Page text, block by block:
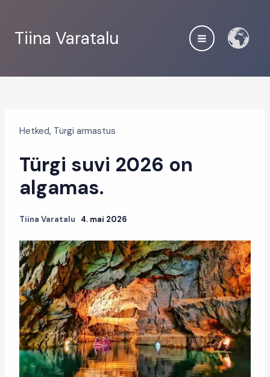
contentTiina Varatalu
Hetked, Türgi armastus
Türgi suvi 2026 on
algamas.
Tiina Varatalu 4. mai 2026